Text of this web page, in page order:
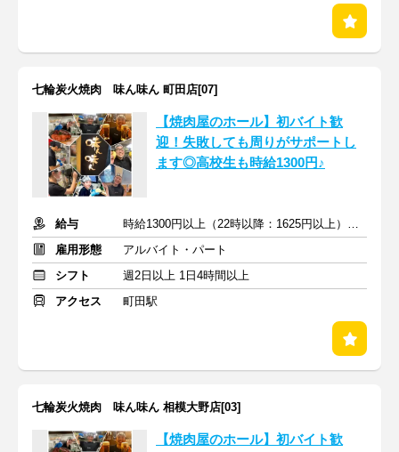
七輪炭火焼肉 味ん味ん 町田店[07]
【焼肉屋のホール】初バイト歓
迎！失敗しても周りがサポートし
ます◎高校生も時給1300円♪
給与
時給1300円以上（22時以降：1625円以上）＋交通費支給
雇用形態
アルバイト・パート
シフト
週2日以上 1日4時間以上
アクセス
町田駅
七輪炭火焼肉 味ん味ん 相模大野店[03]
【焼肉屋のホール】初バイト歓